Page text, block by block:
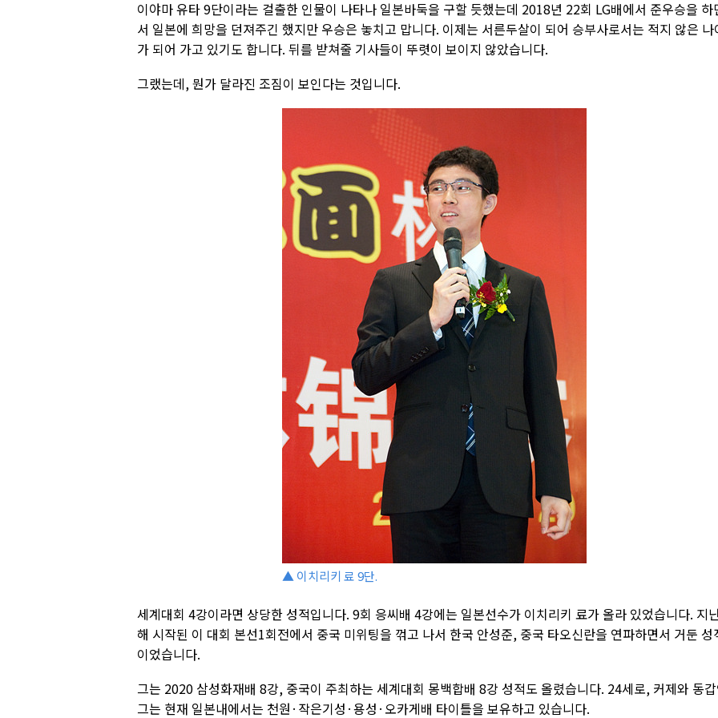
이야마 유타 9단이라는 걸출한 인물이 나타나 일본바둑을 구할 듯했는데 2018년 22회 LG배에서 준우승을 하
서 일본에 희망을 던져주긴 했지만 우승은 놓치고 맙니다. 이제는 서른두살이 되어 승부사로서는 적지 않은 나
가 되어 가고 있기도 합니다. 뒤를 받쳐줄 기사들이 뚜렷이 보이지 않았습니다.
그랬는데, 뭔가 달라진 조짐이 보인다는 것입니다.
▲ 이치리키 료 9단.
세계대회 4강이라면 상당한 성적입니다. 9회 응씨배 4강에는 일본선수가 이치리키 료가 올라 있었습니다. 지
해 시작된 이 대회 본선1회전에서 중국 미위팅을 꺾고 나서 한국 안성준, 중국 타오신란을 연파하면서 거둔 성
이었습니다.
그는 2020 삼성화재배 8강, 중국이 주최하는 세계대회 몽백합배 8강 성적도 올렸습니다. 24세로, 커제와 동
그는 현재 일본내에서는 천원·작은기성·용성·오카게배 타이틀을 보유하고 있습니다.